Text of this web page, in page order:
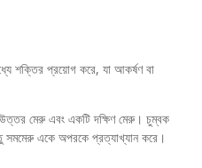
শক্তির প্রয়োগ করে, যা আকর্ষণ বা
মেরু এবং একটি দক্ষিণ মেরু। চুম্বক
একে অপরকে প্রত্যাখ্যান করে।